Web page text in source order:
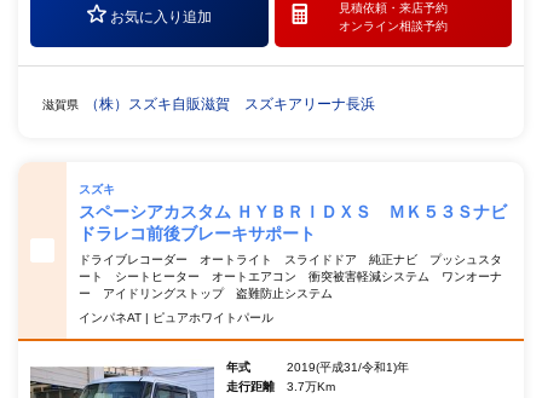
お気に入り追加
見積依頼・ 来店予約
オンライン相談予約
滋賀県 （株）スズキ自販滋賀 スズキアリーナ長浜
スズキ
スペーシアカスタム ＨＹＢＲＩＤＸＳ ＭＫ５３Ｓナビ
ドラレコ前後ブレーキサポート
ドライブレコーダー オートライト スライドドア 純正ナビ プッシュスタ
ート シートヒーター オートエアコン 衝突被害軽減システム ワンオーナ
ー アイドリングストップ 盗難防止システム
インパネAT | ピュアホワイトパール
年式
2019(平成31/令和1)年
走行距離
3.7万Km